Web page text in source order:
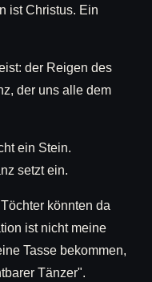
ist Christus. Ein
der Reigen des
der uns alle dem
ein Stein.
setzt ein.
könnten da
ist nicht meine
Tasse bekommen,
Tänzer".